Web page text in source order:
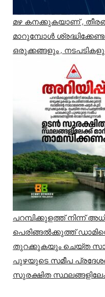
മഴ കനക്കുകയാണ് ,
മാറുമ്പോൾ
ഒരുക്കങ്ങളും ,
പറമ്പിക്കുളത്ത് നിന്ന്
പെരിങ്ങൽക്കുത്ത്
തുറക്കുകയും ചെയ്ത
പുഴയുടെ സമീപ
സുരക്ഷിത